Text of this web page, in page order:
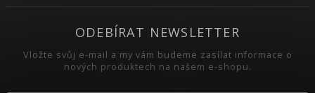
ODEBÍRAT NEWSLETTER
Vložte svůj e-mail a my vám budeme zasílat informace o
nových produktech na našem e-shopu.